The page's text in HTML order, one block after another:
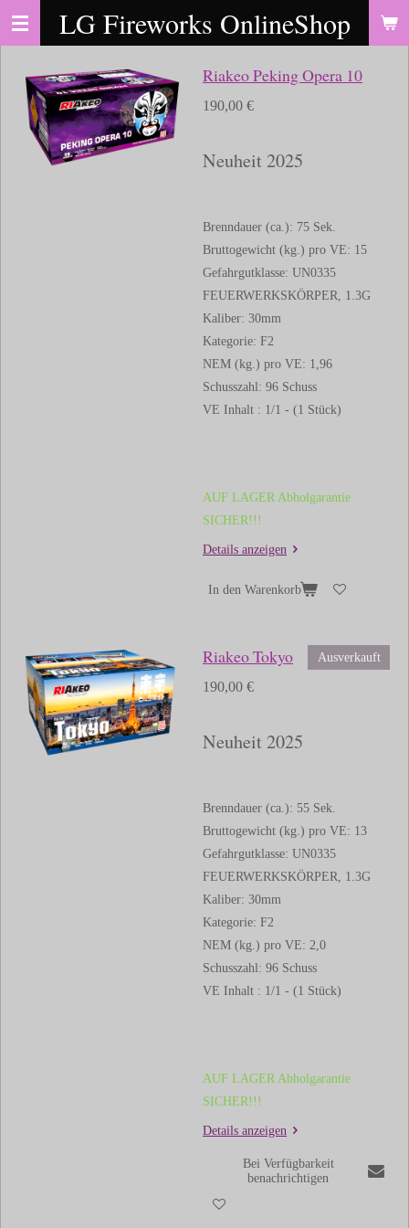
Zum
LG Fireworks OnlineShop
Riakeo Peking Opera 10
190,00 €
Neuheit 2025
Brenndauer (ca.): 75 Sek.
Bruttogewicht (kg.) pro VE: 15
Gefahrgutklasse: UN0335
FEUERWERKSKÖRPER, 1.3G
Kaliber: 30mm
Kategorie: F2
NEM (kg.) pro VE: 1,96
Schusszahl: 96 Schuss
VE Inhalt : 1/1 - (1 Stück)
AUF LAGER Abholgarantie
SICHER!!!
Details anzeigen
In den Warenkorb
Ausverkauft
Riakeo Tokyo
190,00 €
Neuheit 2025
Brenndauer (ca.): 55 Sek.
Bruttogewicht (kg.) pro VE: 13
Gefahrgutklasse: UN0335
FEUERWERKSKÖRPER, 1.3G
Kaliber: 30mm
Kategorie: F2
NEM (kg.) pro VE: 2,0
Schusszahl: 96 Schuss
VE Inhalt : 1/1 - (1 Stück)
AUF LAGER Abholgarantie
SICHER!!!
Details anzeigen
Bei Verfügbarkeit
benachrichtigen